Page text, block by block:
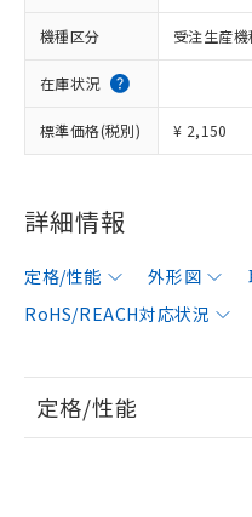
機種区分 受注生産機
在庫状況
標準価格(税別) ¥ 2,150
詳細情報
定格/性能 外形図
RoHS/REACH対応状況
定格/性能